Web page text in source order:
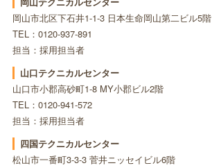
岡山市北区下石井1-1-3 日本生命岡山第二ビル5階
TEL：0120-937-891
担当：採用担当者
山口テクニカルセンター
山口市小郡高砂町1-8 MY小郡ビル2階
TEL：0120-941-572
担当：採用担当者
四国テクニカルセンター
松山市一番町3-3-3 菅井ニッセイビル6階